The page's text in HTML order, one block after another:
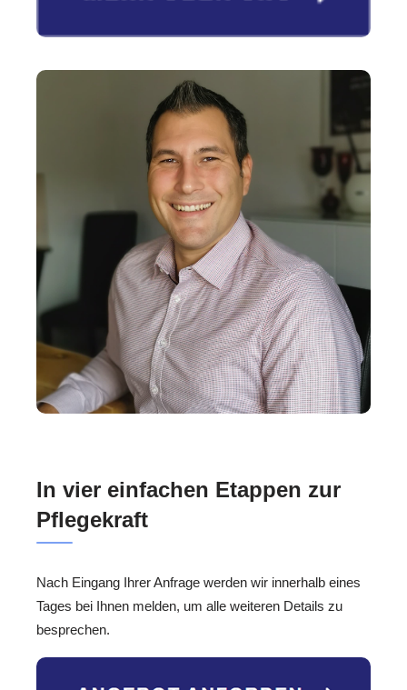
In vier einfachen Etappen zur
Pflegekraft
Nach Eingang Ihrer Anfrage werden wir innerhalb eines
Tages bei Ihnen melden, um alle weiteren Details zu
besprechen.